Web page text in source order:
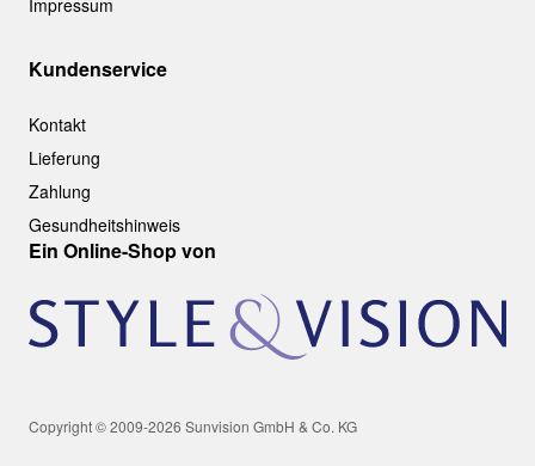
Impressum
Kundenservice
Kontakt
Lieferung
Zahlung
Gesundheitshinweis
Ein Online-Shop von
Copyright © 2009-2026 Sunvision GmbH & Co. KG